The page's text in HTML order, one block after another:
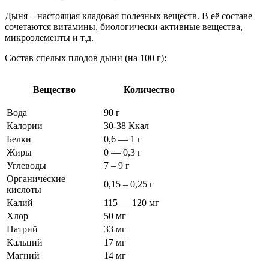
Дыня – настоящая кладовая полезных веществ. В её составе
сочетаются витамины, биологически активные вещества,
микроэлементы и т.д.
Состав спелых плодов дыни (на 100 г):
Вещество Количество
Вода
90 г
Калории
30-38 Ккал
Белки
0,6 — 1 г
Жиры
0 — 0,3 г
Углеводы
7 – 9 г
Органические
кислоты
0,15 – 0,25 г
Калий
115 — 120 мг
Хлор
50 мг
Натрий
33 мг
Кальций
17 мг
Магний
14 мг